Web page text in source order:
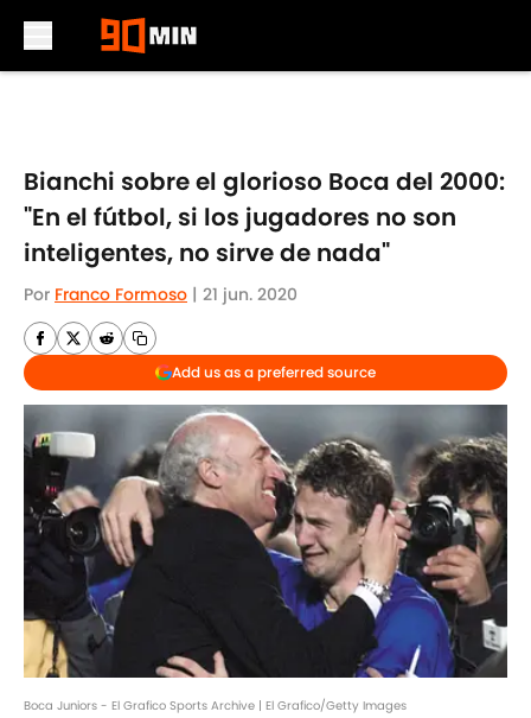
Bianchi sobre el glorioso Boca del 2000:
"En el fútbol, si los jugadores no son
inteligentes, no sirve de nada"
Por Franco Formoso | 21 jun. 2020
Add us as a preferred source
Boca Juniors - El Grafico Sports Archive | El Grafico/Getty Images